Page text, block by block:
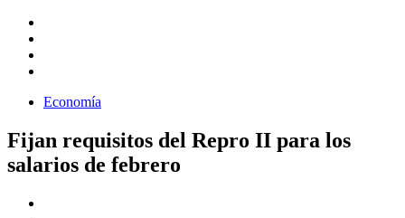
Economía
Fijan requisitos del Repro II para los
salarios de febrero